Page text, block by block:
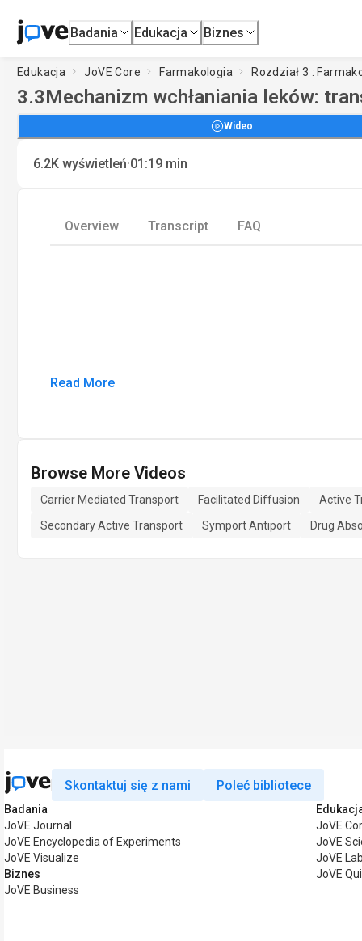
Badania Edukacja Biznes
Edukacja JoVE Core Farmakologia Rozdział 3 :
3.3Mechanizm wchłaniania leków:
Wideo
6.2K wyświetleń·01:19 min
Overview Transcript FAQ
Read More
Browse More Videos
Carrier Mediated Transport Facilitated Diffusion
Active
Secondary Active Transport
Symport Antiport Drug
Skontaktuj się z nami Poleć bibliotece
Badania
JoVE Journal
JoVE Encyclopedia of Experiments
JoVE Visualize
Biznes
JoVE Business
JoVE
JoVE
JoVE
JoVE